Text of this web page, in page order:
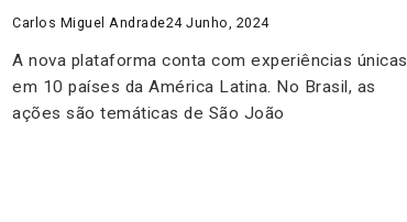
Carlos Miguel Andrade24 Junho, 2024
A nova plataforma conta com experiências únicas
em 10 países da América Latina. No Brasil, as
ações são temáticas de São João